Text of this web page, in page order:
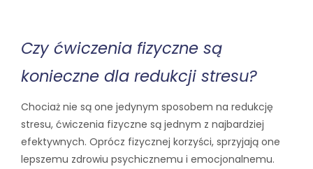
Czy ćwiczenia fizyczne są
konieczne dla redukcji stresu?
Chociaż nie są one jedynym sposobem na redukcję
stresu, ćwiczenia fizyczne są jednym z najbardziej
efektywnych. Oprócz fizycznej korzyści, sprzyjają one
lepszemu zdrowiu psychicznemu i emocjonalnemu.